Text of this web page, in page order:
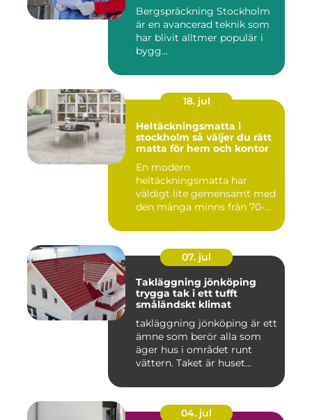
Bergspräckning Stockholm
är en avancerad teknik som
har blivit alltmer populär i
bygg...
18. jul
Heltäckningsmatta i
stockholm så väljer du rätt
matta för hem och kontor
En modern
heltäckningsmatta har
väldigt lite gemensamt med
den många minns från 70-
07. jul
Takläggning jönköping
trygga tak i ett tufft
småländskt klimat
takläggning jönköping är ett
ämne som berör alla som
äger hus i området runt
vättern. Taket är huset...
04. jul